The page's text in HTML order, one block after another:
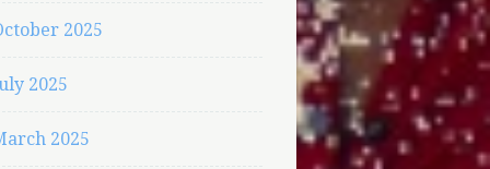
2025
2025
2025